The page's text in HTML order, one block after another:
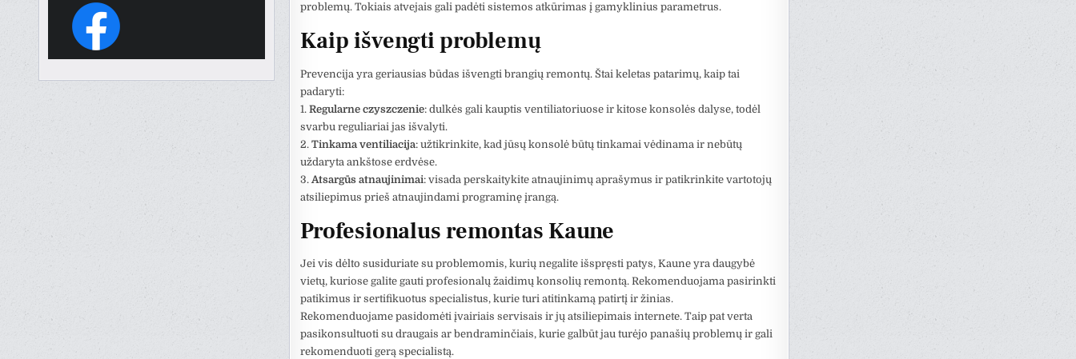
problemų. Tokiais atvejais gali padėti sistemos atkūrimas į gamyklinius parametrus.
Kaip išvengti problemų
Prevencija yra geriausias būdas išvengti brangių remontų. Štai keletas patarimų, kaip tai
padaryti:
1. Regularne czyszczenie: dulkės gali kauptis ventiliatoriuose ir kitose konsolės dalyse, todėl
svarbu reguliariai jas išvalyti.
2. Tinkama ventiliacija: užtikrinkite, kad jūsų konsolė būtų tinkamai vėdinama ir nebūtų
uždaryta ankštose erdvėse.
3. Atsargūs atnaujinimai: visada perskaitykite atnaujinimų aprašymus ir patikrinkite vartotojų
atsiliepimus prieš atnaujindami programinę įrangą.
Profesionalus remontas Kaune
Jei vis dėlto susiduriate su problemomis, kurių negalite išspręsti patys, Kaune yra daugybė
vietų, kuriose galite gauti profesionalų žaidimų konsolių remontą. Rekomenduojama pasirinkti
patikimus ir sertifikuotus specialistus, kurie turi atitinkamą patirtį ir žinias.
Rekomenduojame pasidomėti įvairiais servisais ir jų atsiliepimais internete. Taip pat verta
pasikonsultuoti su draugais ar bendraminčiais, kurie galbūt jau turėjo panašių problemų ir gali
rekomenduoti gerą specialistą.